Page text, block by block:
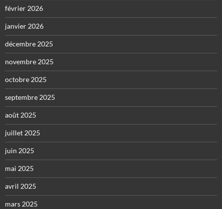
février 2026
janvier 2026
décembre 2025
novembre 2025
octobre 2025
septembre 2025
août 2025
juillet 2025
juin 2025
mai 2025
avril 2025
mars 2025